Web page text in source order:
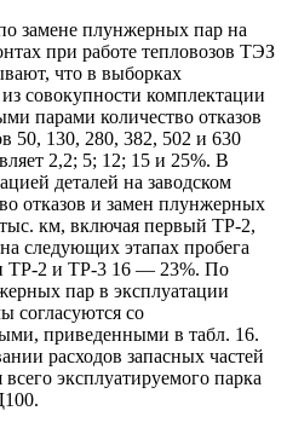
замене плунжерных пар на
при работе тепловозов ТЭЗ
что в выборках
совокупности комплектации
парами количество отказов
50, 130, 280, 382, 502 и 630
2,2; 5; 12; 15 и 25%. В
деталей на заводском
отказов и замен плунжерных
км, включая первый ТР-2,
следующих этапах пробега
ТР-2 и ТР-3 16 — 23%. По
пар в эксплуатации
согласуются со
приведенными в табл. 16.
расходов запасных частей
эксплуатируемого парка